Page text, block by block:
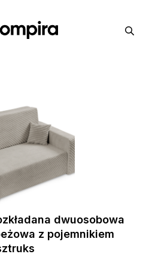
dwuosobowa
z pojemnikiem